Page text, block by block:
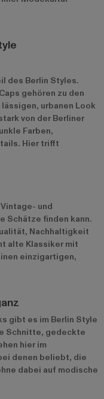
des Berlin Styles.
gehören zu den
urbanen Look
von der Berliner
Farben,
Hier trifft
und
Schätze finden kann.
Nachhaltigkeit
alte Klassiker mit
einzigartigen,
gibt es im Berlin Style
Schnitte, gedeckte
hier im
denen beliebt, die
dabei auf modische